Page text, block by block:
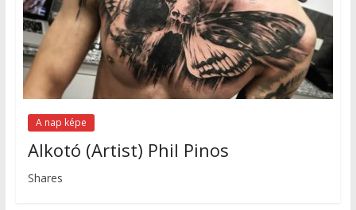
A nap képe
Alkotó (Artist) Phil Pinos
Shares